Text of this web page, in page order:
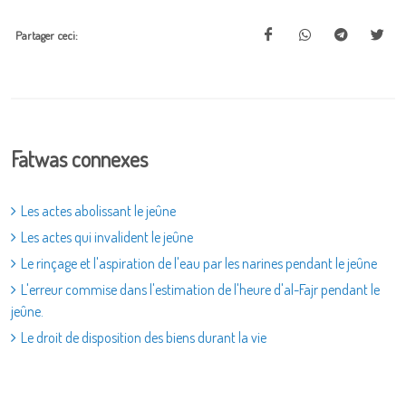
Partager ceci:
Fatwas connexes
Les actes abolissant le jeûne
Les actes qui invalident le jeûne
Le rinçage et l'aspiration de l'eau par les narines pendant le jeûne
L'erreur commise dans l'estimation de l'heure d'al-Fajr pendant le
jeûne.
Le droit de disposition des biens durant la vie